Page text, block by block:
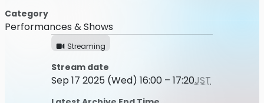
Category
Performances & Shows
Streaming
Stream date
Sep 17 2025 (Wed) 16:00 – 17:20JST